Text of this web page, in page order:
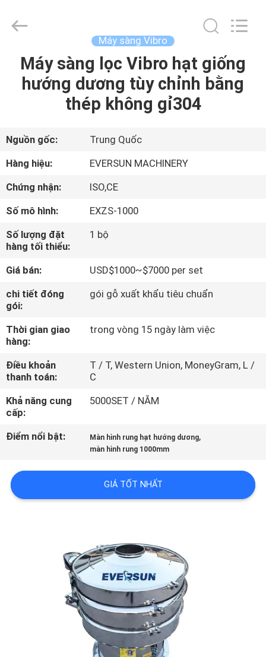
NHÀ
PHẨM
HƯỚNG
VR
CHÚNG
TÔI
THAM
QUAN
NHÀ
MÁY
KIỂM
CHẤT
LƯỢNG
Machinery
(Henan)
Reserved.
Máy sàng Vibro
Máy sàng lọc Vibro hạt giống
hướng dương tùy chỉnh bằng
thép không gỉ304
Nguồn gốc:
Trung Quốc
Hàng hiệu:
EVERSUN MACHINERY
Chứng nhận:
ISO,CE
Số mô hình:
EXZS-1000
Số lượng đặt
hàng tối thiểu:
1 bộ
Giá bán:
USD$1000~$7000 per set
chi tiết đóng
gói:
gói gỗ xuất khẩu tiêu chuẩn
Thời gian giao
hàng:
trong vòng 15 ngày làm việc
Điều khoản
thanh toán:
T / T, Western Union, MoneyGram, L /
C
Khả năng cung
cấp:
5000SET / NĂM
Điểm nổi bật: Màn hình rung hạt hướng dương,
màn hình rung 1000mm
GIÁ TỐT NHẤT